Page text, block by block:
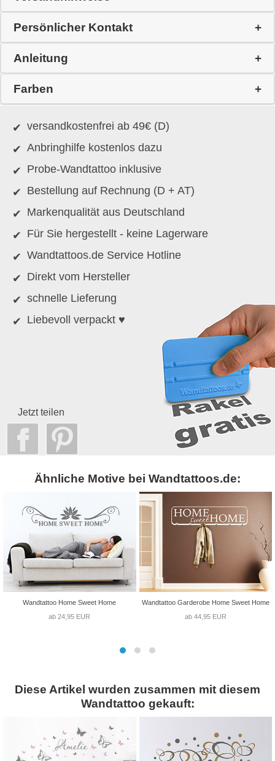
Persönlicher Kontakt
Anleitung
Farben
versandkostenfrei ab 49€ (D)
Anbringhilfe kostenlos dazu
Probe-Wandtattoo inklusive
Bestellung auf Rechnung (D + AT)
Markenqualität aus Deutschland
Für Sie hergestellt - keine Lagerware
Wandtattoos.de Service Hotline
Direkt vom Hersteller
schnelle Lieferung
Liebevoll verpackt ♥
Jetzt teilen
Ähnliche Motive bei Wandtattoos.de:
Wandtattoo Home Sweet Home
ab 24,95 EUR
Wandtattoo Garderobe Home Sweet Home
ab 44,95 EUR
Diese Artikel wurden zusammen mit diesem
Wandtattoo gekauft: